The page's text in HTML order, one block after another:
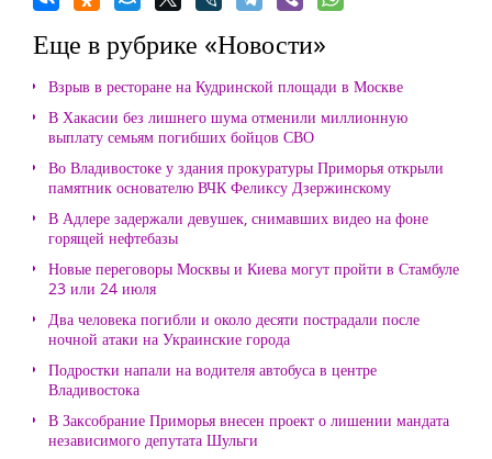
Еще в рубрике «Новости»
Взрыв в ресторане на Кудринской площади в Москве
В Хакасии без лишнего шума отменили миллионную
выплату семьям погибших бойцов СВО
Во Владивостоке у здания прокуратуры Приморья открыли
памятник основателю ВЧК Феликсу Дзержинскому
В Адлере задержали девушек, снимавших видео на фоне
горящей нефтебазы
Новые переговоры Москвы и Киева могут пройти в Стамбуле
23 или 24 июля
Два человека погибли и около десяти пострадали после
ночной атаки на Украинские города
Подростки напали на водителя автобуса в центре
Владивостока
В Заксобрание Приморья внесен проект о лишении мандата
независимого депутата Шульги